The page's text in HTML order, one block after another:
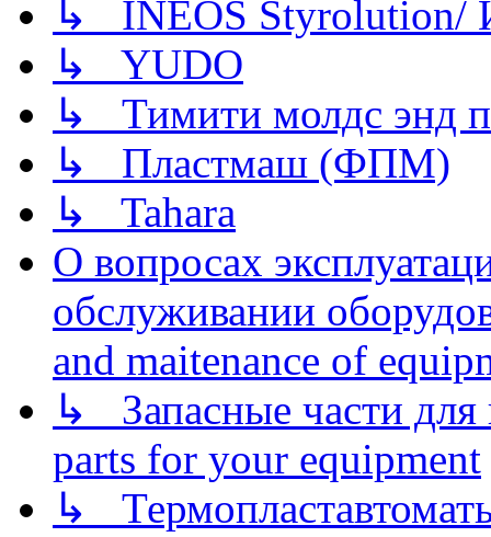
↳ INEOS
↳ YUDO
↳ Тимити молдс энд
↳ Пластмаш (ФПМ)
↳ Tahara
О вопросах
обслуживании
and maitenance of
↳ Запасные части для
parts for your equipment
↳